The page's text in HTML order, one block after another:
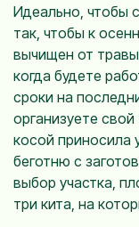
Идеально, чтобы
так, чтобы к
вычищен от
когда будете
сроки на
организуете
косой приносила
беготню с
выбор участка,
три кита, на